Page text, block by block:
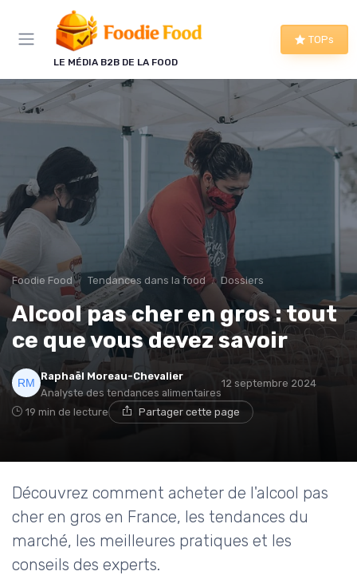
LE MÉDIA B2B DE LA FOOD
TOPs
Foodie Food Tendances dans la food Dossiers
Alcool pas cher en gros : tout
ce que vous devez savoir
Raphaël Moreau-Chevalier
Analyste des tendances alimentaires
12 septembre 2024
19 min de lecture Partager cette page
Découvrez comment acheter de l'alcool pas
cher en gros en France, les tendances du
marché, les meilleures pratiques et les
conseils des experts.
Panneau de gestion des cookies